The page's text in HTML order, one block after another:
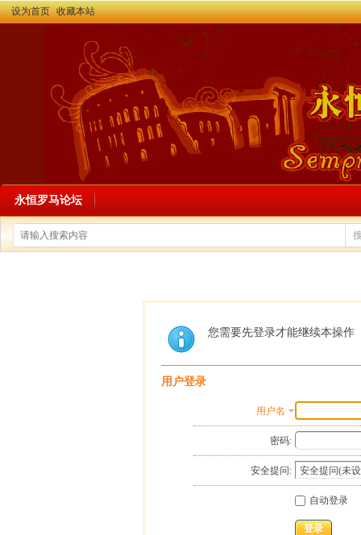
设为首页 收藏本站
永恒罗马论坛
您需要先登录才能继续本操作
用户登录
用户名
密码:
安全提问:
自动登录
登录